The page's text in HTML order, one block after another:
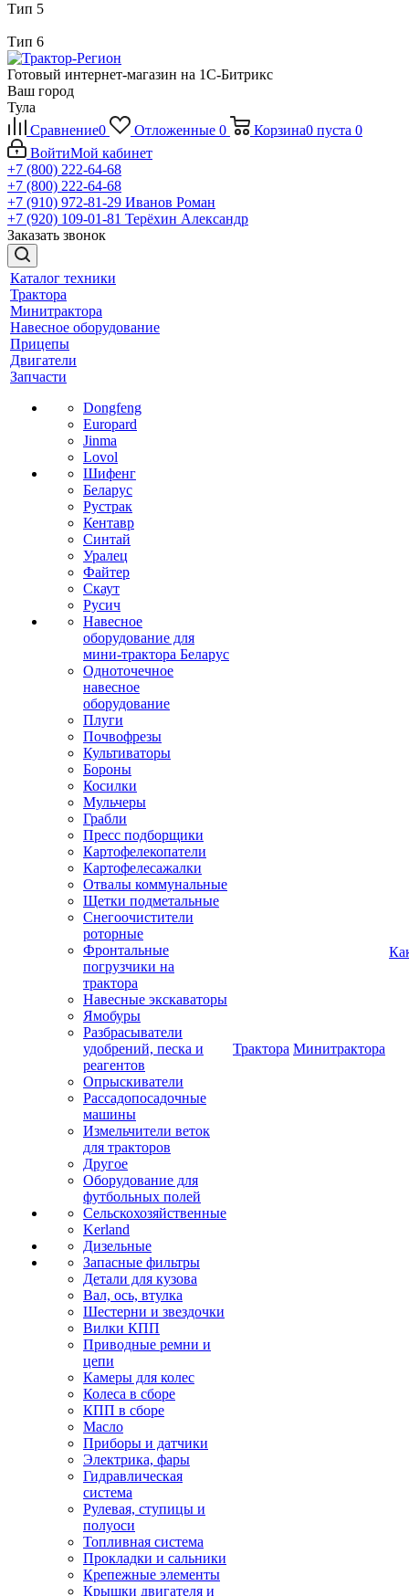
Тип 5
Тип 6
Готовый интернет-магазин на 1С-Битрикс
Ваш город
Тула
Сравнение0 Отложенные 0 Корзина0 пуста 0
ВойтиМой кабинет
+7 (800) 222-64-68
+7 (800) 222-64-68
+7 (910) 972-81-29 Иванов Роман
+7 (920) 109-01-81 Терёхин Александр
Заказать звонок
Каталог техники
Трактора
Минитрактора
Навесное оборудование
Прицепы
Двигатели
Запчасти
Dongfeng
Europard
Jinma
Lovol
Шифенг
Беларус
Рустрак
Кентавр
Синтай
Уралец
Файтер
Скаут
Русич
Навесное
оборудование для
мини-трактора Беларус
Одноточечное
навесное
оборудование
Плуги
Почвофрезы
Культиваторы
Бороны
Косилки
Мульчеры
Грабли
Пресс подборщики
Картофелекопатели
Картофелесажалки
Отвалы коммунальные
Щетки подметальные
Снегоочистители
роторные
Фронтальные
погрузчики на
трактора
Навесные экскаваторы
Ямобуры
Разбрасыватели
удобрений, песка и
реагентов
Опрыскиватели
Рассадопосадочные
машины
Измельчители веток
для тракторов
Другое
Оборудование для
футбольных полей
Сельскохозяйственные
Kerland
Дизельные
Запасные фильтры
Детали для кузова
Вал, ось, втулка
Шестерни и звездочки
Вилки КПП
Приводные ремни и
цепи
Камеры для колес
Колеса в сборе
КПП в сборе
Масло
Приборы и датчики
Электрика, фары
Гидравлическая
система
Рулевая, ступицы и
полуоси
Топливная система
Прокладки и сальники
Крепежные элементы
Крышки двигателя и
Трактора Минитрактора